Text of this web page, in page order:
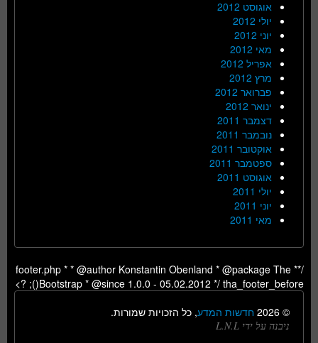
אוגוסט 2012
יולי 2012
יוני 2012
מאי 2012
אפריל 2012
מרץ 2012
פברואר 2012
ינואר 2012
דצמבר 2011
נובמבר 2011
אוקטובר 2011
ספטמבר 2011
אוגוסט 2011
יולי 2011
יוני 2011
מאי 2011
/** footer.php * * @author Konstantin Obenland * @package The
Bootstrap * @since 1.0.0 - 05.02.2012 */ tha_footer_before(); ?>
© 2026
חדשות המדע, כל הזכויות שמורות.
ניבנה על ידי L.N.L